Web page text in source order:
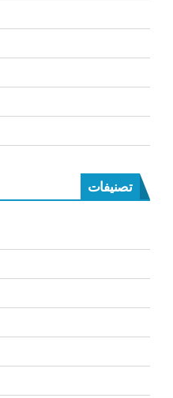
تصنيفات